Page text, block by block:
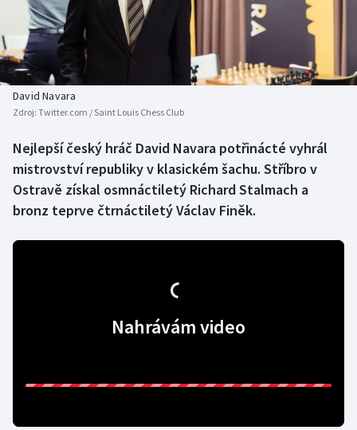
Baseball a softbal
Basketbal
Biatlon
Box
Curling
Soutěže
Historické návraty
Aplikace ČT sport
David Navara
Zdroj: Twitter.com / Saint Louis Chess Club
Nejlepší český hráč David Navara potřinácté vyhrál
mistrovství republiky v klasickém šachu. Stříbro v
Ostravě získal osmnáctiletý Richard Stalmach a
bronz teprve čtrnáctiletý Václav Finěk.
Nahrávám video